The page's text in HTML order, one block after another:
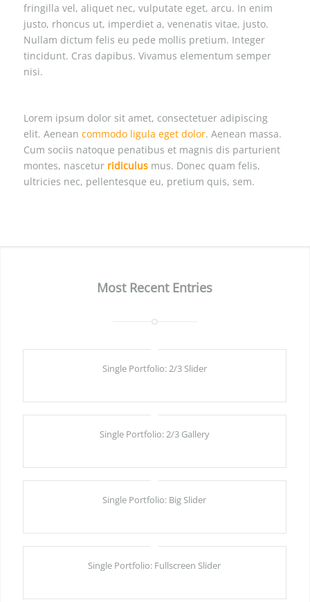
fringilla vel, aliquet nec, vulputate eget, arcu. In enim
justo, rhoncus ut, imperdiet a, venenatis vitae, justo.
Nullam dictum felis eu pede mollis pretium. Integer
tincidunt. Cras dapibus. Vivamus elementum semper
nisi.
Lorem ipsum dolor sit amet, consectetuer adipiscing
elit. Aenean commodo ligula eget dolor. Aenean massa.
Cum sociis natoque penatibus et magnis dis parturient
montes, nascetur ridiculusmus. Donec quam felis,
ultricies nec, pellentesque eu, pretium quis, sem.
Most Recent Entries
Single Portfolio: 2/3 Slider
Single Portfolio: 2/3 Gallery
Single Portfolio: Big Slider
Single Portfolio: Fullscreen Slider